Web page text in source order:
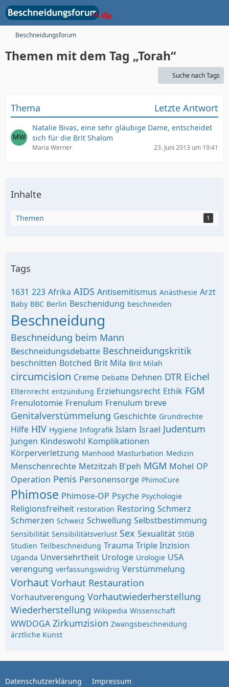
Beschneidungsforum
Themen mit dem Tag „Torah“
Suche nach Tags
Thema Letzte Antwort
Natalie Bivas, eine sehr gläubige Dame, entscheidet
sich für die Brit Shalom
Maria Werner 23. Juni 2013 um 19:41
Inhalte
Themen 1
Tags
1631 223 Afrika AIDS Antisemitismus Anästhesie Arzt
Baby BBC Berlin Beschenidung beschneiden
Beschneidung
Beschneidung beim Mann
Beschneidungsdebatte Beschneidungskritik
beschnitten Botched Brit Mila Brit Milah
circumcision Creme Debatte Dehnen DTR Eichel
Elternrecht entzündung Erziehungsrecht Ethik FGM
Frenulotomie Frenulum Frenulum breve
Genitalverstümmelung Geschichte Grundrechte
Hilfe HIV Hygiene Infografik Islam Israel Judentum
Jungen Kindeswohl Komplikationen
Körperverletzung Manhood Masturbation Medizin
Menschenrechte Metzitzah B'peh MGM Mohel OP
Operation Penis Personensorge PhimoCure
Phimose Phimose-OP Psyche Psychologie
Religionsfreiheit restoration Restoring Schmerz
Schmerzen Schweiz Schwellung Selbstbestimmung
Sensibilität Sensibilitätsverlust Sex Sexualität StGB
Studien Teilbeschneidung Trauma Triple Inzision
Uganda Unversehrtheit Urologe Urologie USA
verengung verfassungswidrig Verstümmelung
Vorhaut Vorhaut Restauration
Vorhautverengung Vorhautwiederherstellung
Wiederherstellung Wikipedia Wissenschaft
WWDOGA Zirkumzision Zwangsbeschneidung
ärztliche Kunst
Datenschutzerklärung Impressum